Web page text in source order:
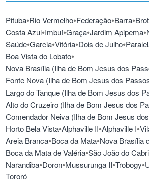
Pituba•Rio Vermelho•Federação•Barra•
Costa Azul•Imbuí•Graça•Jardim Apipema•
Saúde•Garcia•Vitória•Dois de Julho•
Boa Vista do Lobato•
Nova Brasília (Ilha de Bom Jesus dos
Fonte Nova (Ilha de Bom Jesus dos
Largo do Tanque (Ilha de Bom Jesus dos
Alto do Cruzeiro (Ilha de Bom Jesus dos
Comendador Neiva (Ilha de Bom Jesus
Horto Bela Vista•Alphaville II•Alphaville I•
Areia Branca•Boca da Mata•Nova Brasília
Boca da Mata de Valéria•São João do
Narandiba•Doron•Mussurunga II•Trobogy•
Tororó